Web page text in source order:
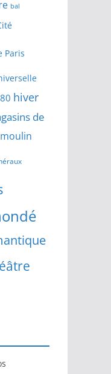
bal
Paris
hiver
de
moulin